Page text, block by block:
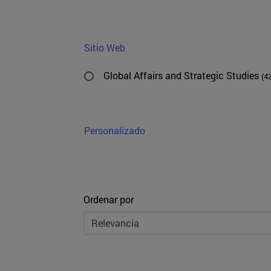
Sitio Web
Global Affairs and Strategic Studies
Personalizado
Ordenar
Ordenar por